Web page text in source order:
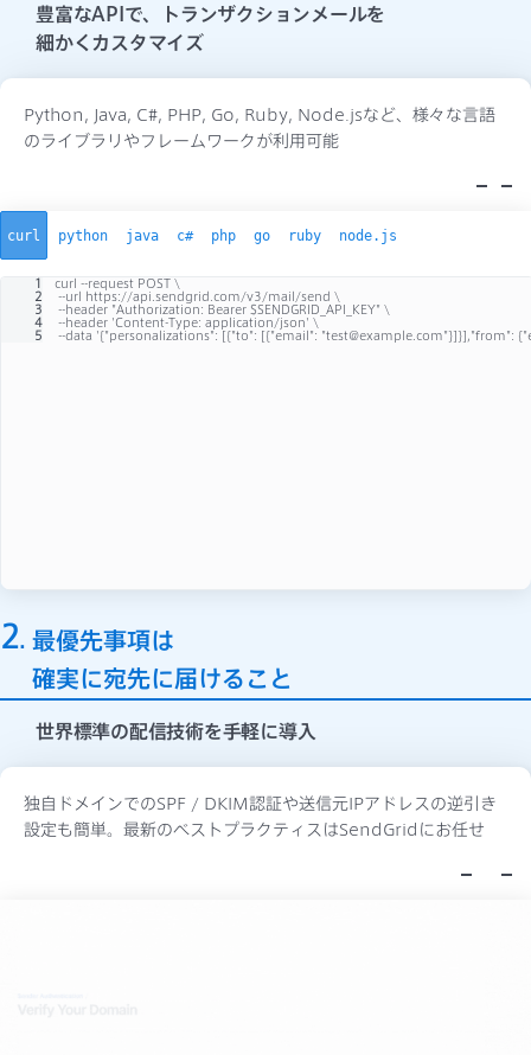
豊富なAPIで、トランザクションメールを
細かくカスタマイズ
Python, Java, C#, PHP, Go, Ruby, Node.jsなど、様々な言語
のライブラリやフレームワークが利用可能
curl python java c# php go ruby node.js
1 curl --request POST \
2 --url https://api.sendgrid.com/v3/mail/send \
3 --header "Authorization: Bearer $SENDGRID_API_KEY" \
4 --header 'Content-Type: application/json' \
5 --data '{"personalizations": [{"to": [{"email": "test@example.com"}]}],"from":
2 最優先事項は
確実に宛先に届けること
世界標準の配信技術を手軽に導入
独自ドメインでのSPF / DKIM認証や送信元IPアドレスの逆引き
設定も簡単。最新のベストプラクティスはSendGridにお任せ